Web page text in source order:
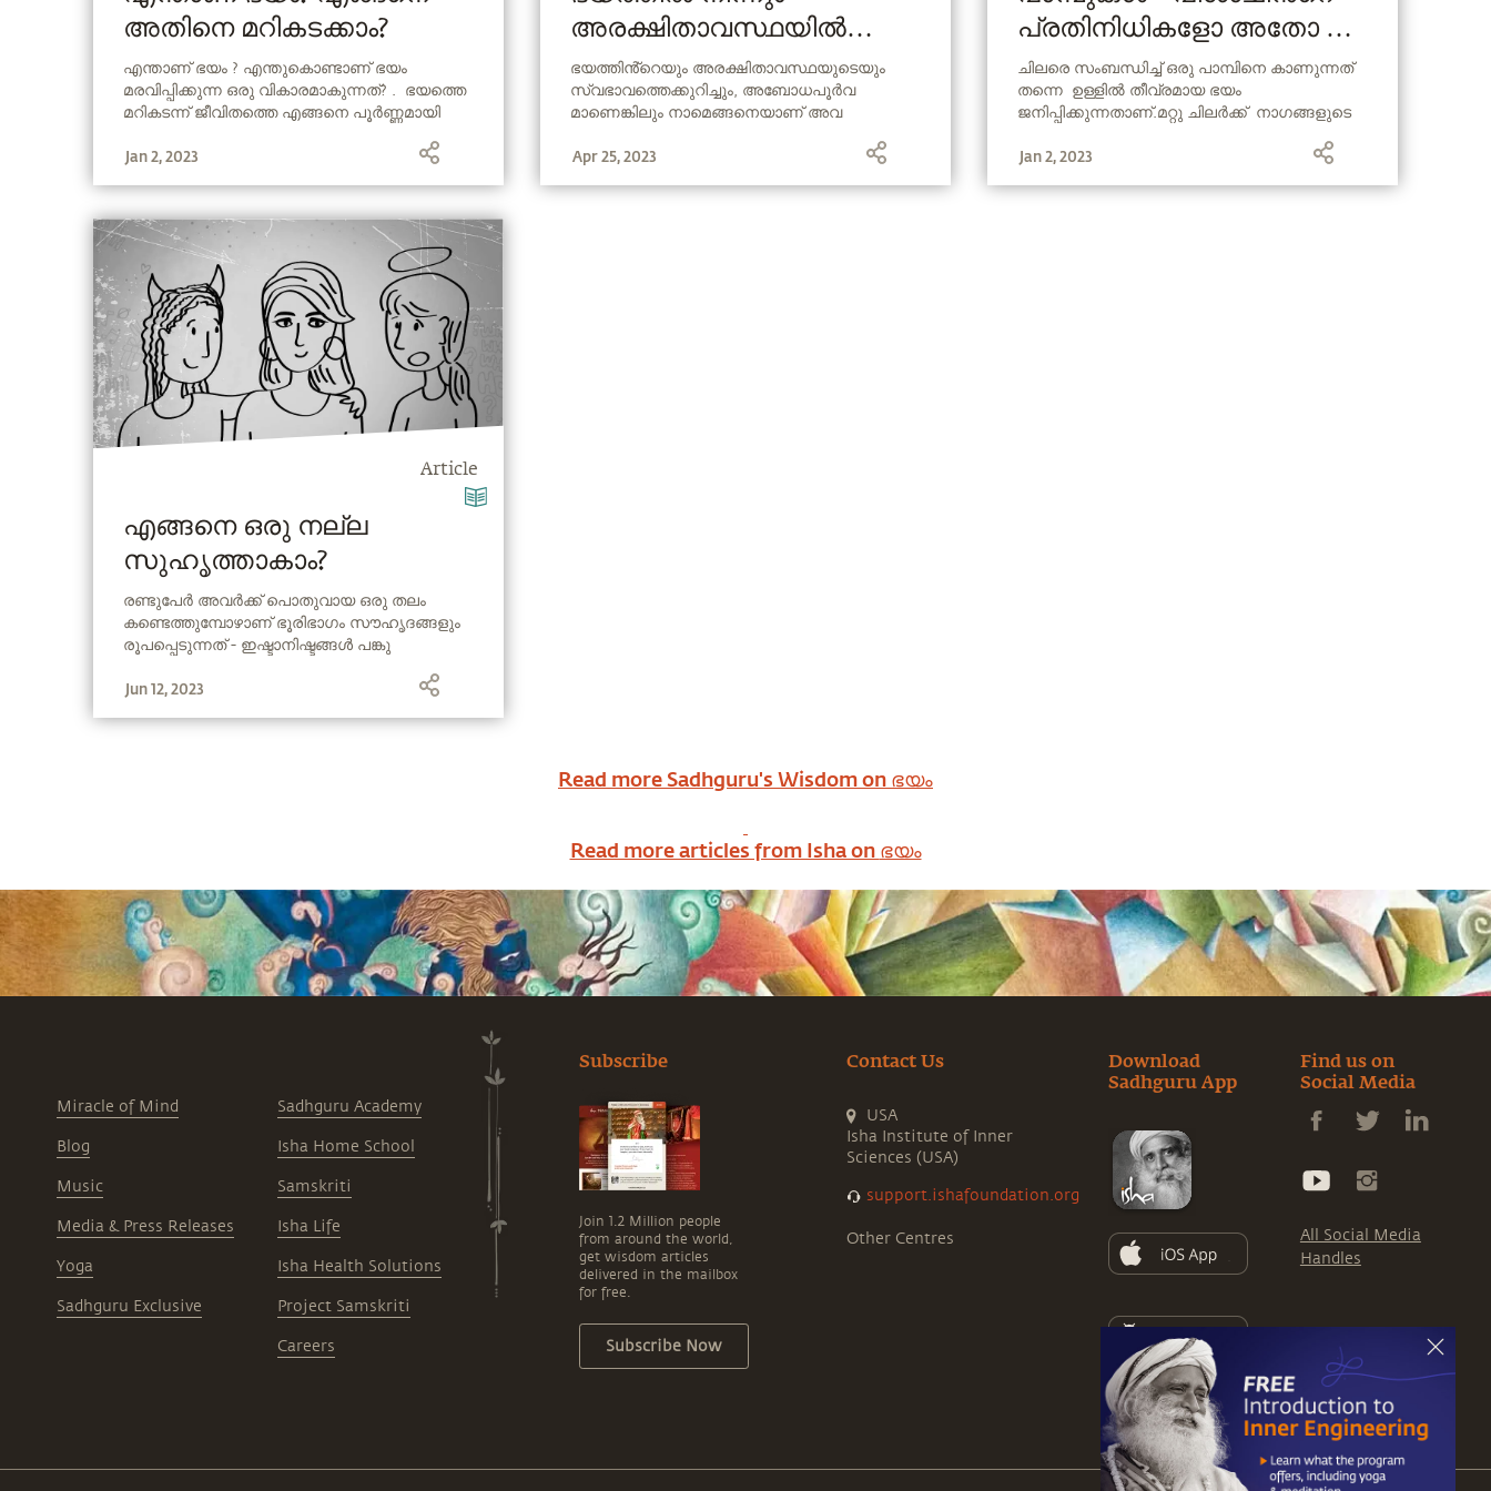
അതിനെ മറികടക്കാം?
എന്താണ് ഭയം ? എന്തുകൊണ്ടാണ് ഭയം
മരവിപ്പിക്കുന്ന ഒരു വികാരമാകുന്നത്? . ഭയത്തെ
മറികടന്ന് ജീവിതത്തെ എങ്ങനെ പൂർണ്ണമായി
Jan 2, 2023
Article
എങ്ങനെ ഒരു നല്ല
സുഹൃത്താകാം?
രണ്ടുപേർ അവർക്ക് പൊതുവായ ഒരു തലം
കണ്ടെത്തുമ്പോഴാണ് ഭൂരിഭാഗം സൗഹൃദങ്ങളും
രൂപപ്പെടുന്നത് - ഇഷ്ടാനിഷ്ടങ്ങൾ പങ്കു
പിന്തുണയ്ക്കുകയും ചെയ്യുന്നു.
Jun 12, 2023
അരക്ഷിതാവസ്ഥയിൽ
നിന്നുമുള്ള മോചനം
ഭയത്തിൻ്റെയും അരക്ഷിതാവസ്ഥയുടെയും
സ്വഭാവത്തെക്കുറിച്ചും, അബോധപൂർവ
മാണെങ്കിലും നാമെങ്ങനെയാണ് അവ
സദ്‌ഗുരു ഉത്തരം നൽകുന്നു.
Apr 25, 2023
പ്രതിനിധികളോ അതോ
ദൈവികമോ?
ചിലരെ സംബന്ധിച്ച് ഒരു പാമ്പിനെ കാണുന്നത്
തന്നെ ഉള്ളിൽ തീവ്രമായ ഭയം
ജനിപ്പിക്കുന്നതാണ്.മറ്റു ചിലർക്ക് നാഗങ്ങളുടെ
ഇഴചേർന്നു കിടക്കുന്നവയാണ്.
Jan 2, 2023
Read more Sadhguru's Wisdom on ഭയം
Read more articles from Isha on ഭയം
Miracle of Mind
Blog
Music
Media & Press Releases
Yoga
Sadhguru Exclusive
Sadhguru Academy
Isha Home School
Samskriti
Isha Life
Isha Health Solutions
Project Samskriti
Careers
Subscribe
Join 1.2 Million people
from around the world,
get wisdom articles
delivered in the mailbox
for free.
Subscribe Now
Contact Us
USA
Isha Institute of Inner
Sciences (USA)
support.ishafoundation.org
Other Centres
Download
Sadhguru App
Find us on
Social Media
All Social Media
Handles